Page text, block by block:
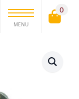
MENU
0